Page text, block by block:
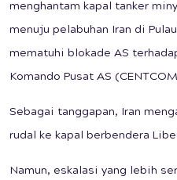
menghantam kapal tanker
menuju pelabuhan Iran di
mematuhi blokade AS
Komando Pusat AS
Sebagai tanggapan, Iran
rudal ke kapal berbendera
Namun, eskalasi yang lebih